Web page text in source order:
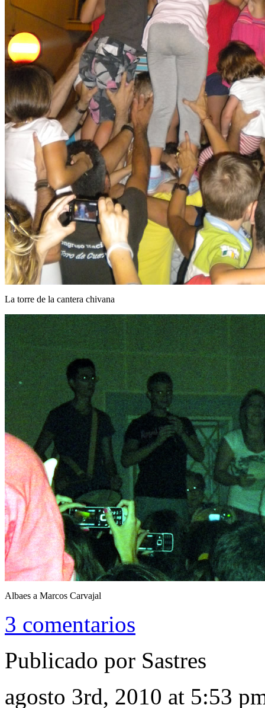
La torre de la cantera chivana
Albaes a Marcos Carvajal
3 comentarios
Publicado por Sastres
agosto 3rd, 2010 at 5:53